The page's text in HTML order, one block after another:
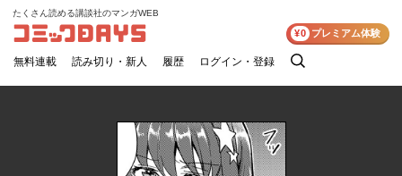
コミックDAYS
たくさん読める講談社のマンガWEB
無料連載 読み切り・新人 履歴 ログイン・登録
検
¥0 プレミアム体験